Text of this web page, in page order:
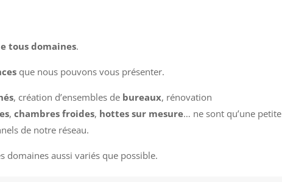
tous domaines.
que nous pouvons vous présenter.
, création d’ensembles de bureaux, rénovation
, chambres froides, hottes sur mesure… ne sont qu’une petite
de notre réseau.
domaines aussi variés que possible.